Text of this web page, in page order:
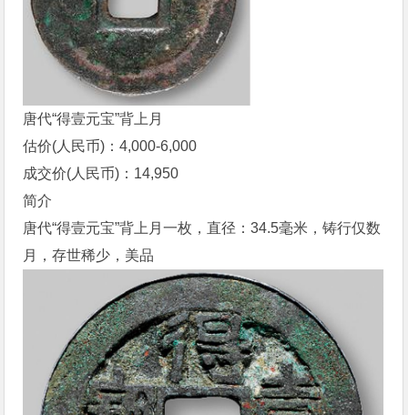
唐代“得壹元宝”背上月
估价(人民币)：4,000-6,000
成交价(人民币)：14,950
简介
唐代“得壹元宝”背上月一枚，直径：34.5毫米，铸行仅数
月，存世稀少，美品